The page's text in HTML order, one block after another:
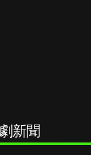
新聞